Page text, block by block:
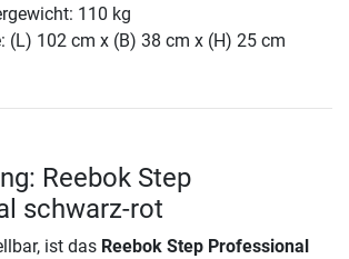
110 kg
(L) 102 cm x (B) 38 cm x (H) 25 cm
Reebok Step
schwarz-rot
ist das Reebok Step Professional